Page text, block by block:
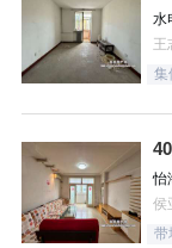
水
王
集
怡
侯
带